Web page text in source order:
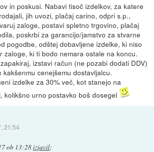
in poskusi. Nabavi tisoč izdelkov, za katere
jih uvozi, plačaj carino, odpri s.p.,
zaloge, postavi spletno trgovino, plačaj
poskrbi za garancijo/jamstvo za stvarne
pogodbe, odštej dobavljene izdelke, ki niso
zaloge, ki ti bodo nemara ostale na koncu.
izstavi račun (ne pozabi dodati DDV)
cenejšemu dostavljalcu.
izdelke za 30% več, kot stanejo na
kolikšno urno postavko boš dosegel
21:54
ob 13:28izjavil: